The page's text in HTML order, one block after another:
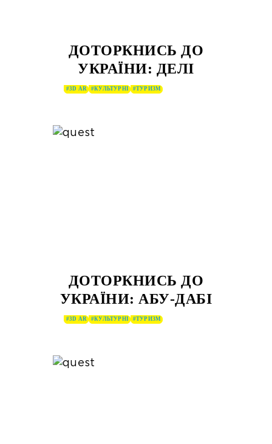
ДОТОРКНИСЬ ДО
УКРАЇНИ: ДЕЛІ
#3D AR #КУЛЬТУРНІ #ТУРИЗМ
ДОТОРКНИСЬ ДО
УКРАЇНИ: АБУ-ДАБІ
#3D AR #КУЛЬТУРНІ #ТУРИЗМ